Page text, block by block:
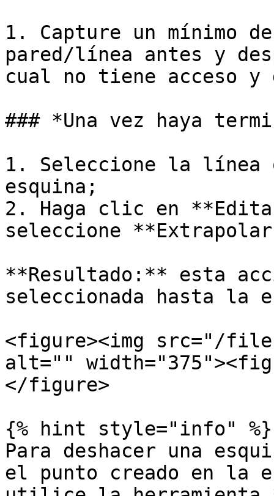
1. Capture un mínimo
pared/línea antes y
cual no tiene acceso y
### *Una vez haya
1. Seleccione la línea
esquina;
2. Haga clic en
seleccione
**Resultado:** esta
seleccionada hasta la
<figure><img src="/files/
alt=""
</figure>
{% hint style="info" %}
Para deshacer una
el punto creado en la